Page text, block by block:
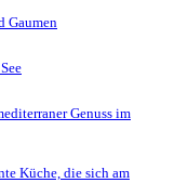
Gaumen
Genuss im
Küche, die sich am